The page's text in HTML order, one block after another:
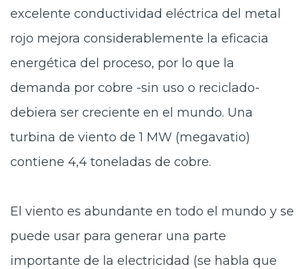
excelente conductividad eléctrica del metal
rojo mejora considerablemente la eficacia
energética del proceso, por lo que la
demanda por cobre -sin uso o reciclado-
debiera ser creciente en el mundo. Una
turbina de viento de 1 MW (megavatio)
contiene 4,4 toneladas de cobre.
El viento es abundante en todo el mundo y se
puede usar para generar una parte
importante de la electricidad (se habla que